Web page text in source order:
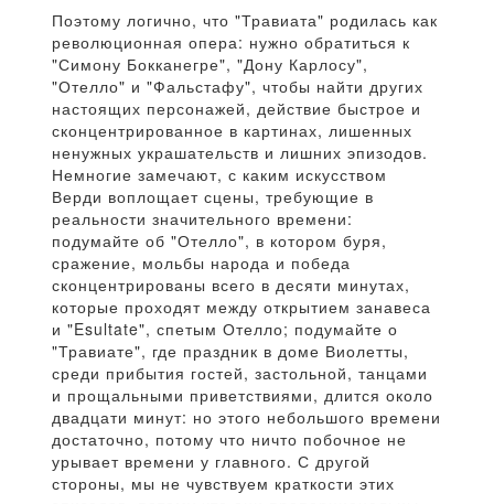
Поэтому логично, что "Травиата" родилась как
революционная опера: нужно обратиться к
"Симону Бокканегре", "Дону Карлосу",
"Отелло" и "Фальстафу", чтобы найти других
настоящих персонажей, действие быстрое и
сконцентрированное в картинах, лишенных
ненужных украшательств и лишних эпизодов.
Немногие замечают, с каким искусством
Верди воплощает сцены, требующие в
реальности значительного времени:
подумайте об "Отелло", в котором буря,
сражение, мольбы народа и победа
сконцентрированы всего в десяти минутах,
которые проходят между открытием занавеса
и "Esultate", спетым Отелло; подумайте о
"Травиате", где праздник в доме Виолетты,
среди прибытия гостей, застольной, танцами
и прощальными приветствиями, длится около
двадцати минут: но этого небольшого времени
достаточно, потому что ничто побочное не
урывает времени у главного. С другой
стороны, мы не чувствуем краткости этих